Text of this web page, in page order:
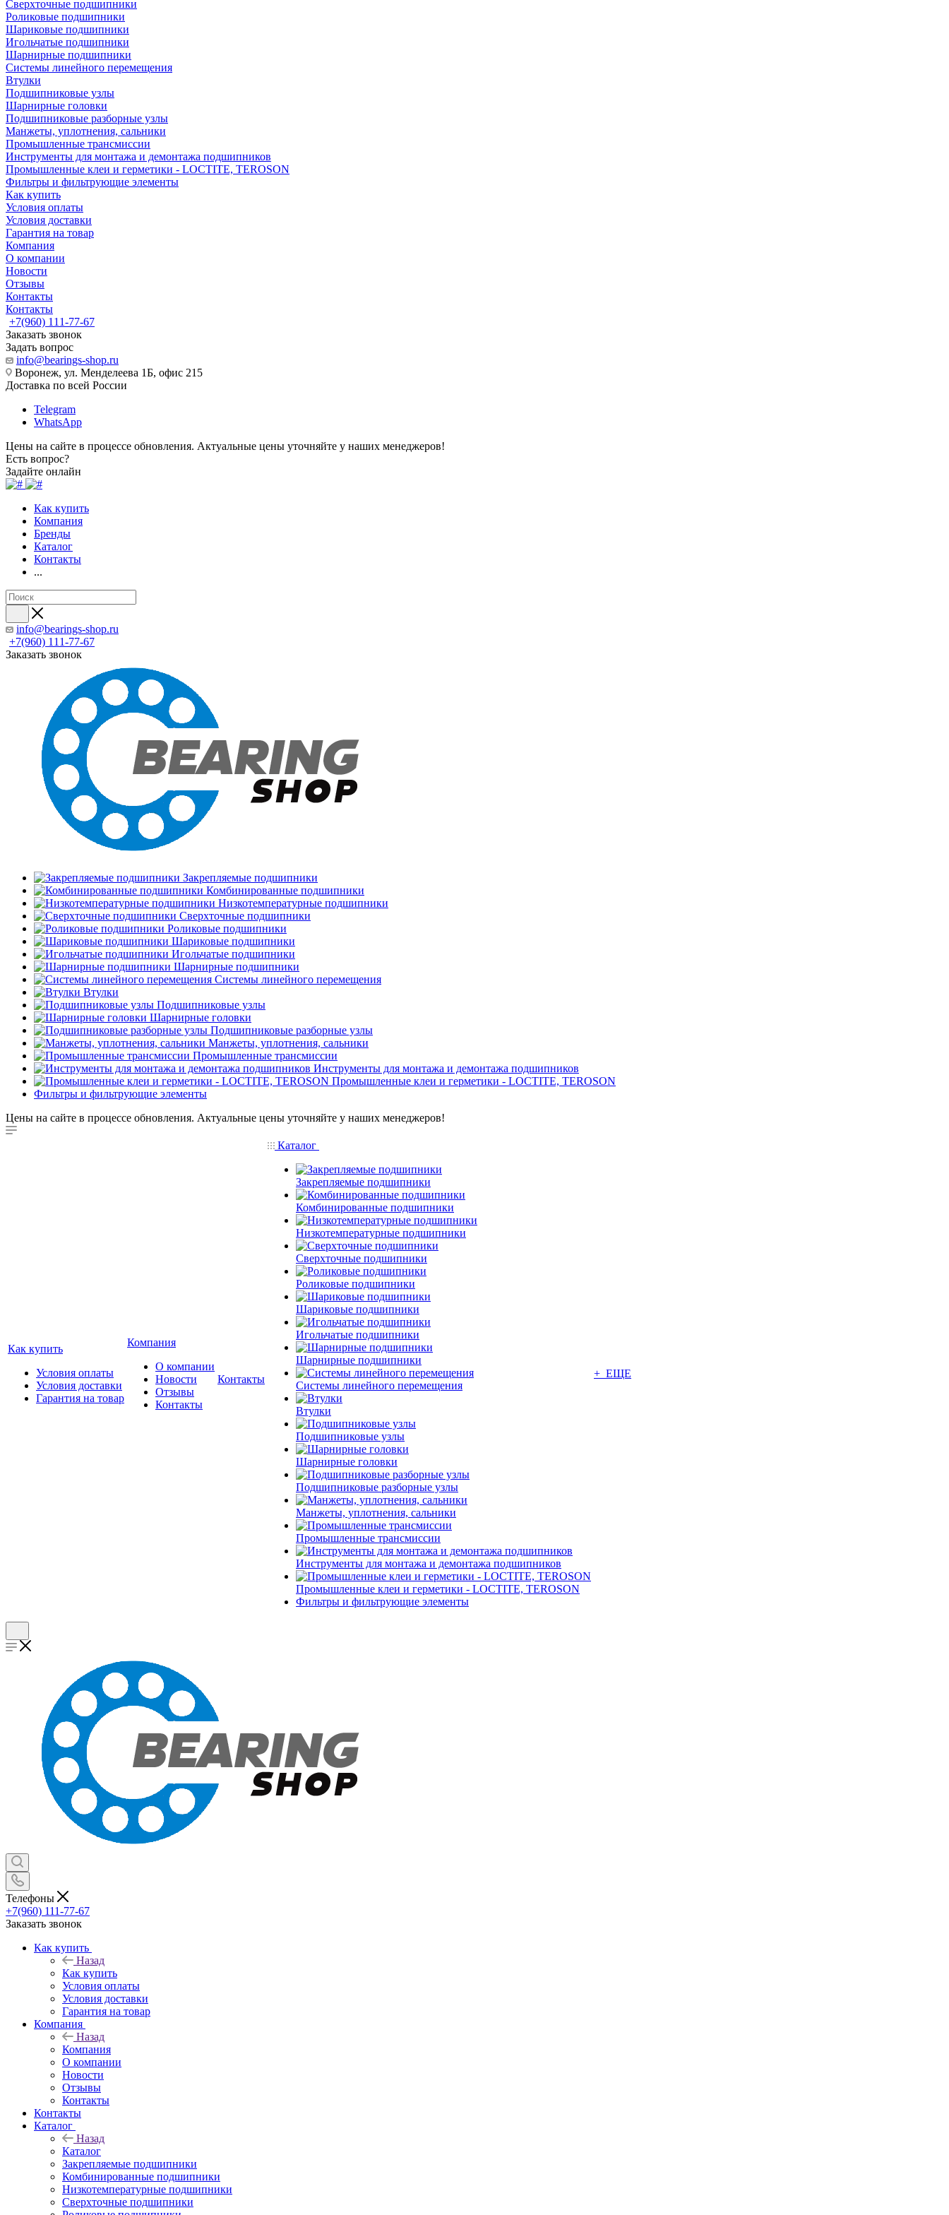
Сверхточные подшипники
Роликовые подшипники
Шариковые подшипники
Игольчатые подшипники
Шарнирные подшипники
Системы линейного перемещения
Втулки
Подшипниковые узлы
Шарнирные головки
Подшипниковые разборные узлы
Манжеты, уплотнения, сальники
Промышленные трансмиссии
Инструменты для монтажа и демонтажа подшипников
Промышленные клеи и герметики - LOCTITE, TEROSON
Фильтры и фильтрующие элементы
Как купить
Условия оплаты
Условия доставки
Гарантия на товар
Компания
О компании
Новости
Отзывы
Контакты
Контакты
+7(960) 111-77-67
Заказать звонок
Задать вопрос
info@bearings-shop.ru
Воронеж, ул. Менделеева 1Б, офис 215
Доставка по всей России
Telegram
WhatsApp
Цены на сайте в процессе обновления. Актуальные цены уточняйте у наших менеджеров!
Есть вопрос?
Задайте онлайн
Как купить
Компания
Бренды
Каталог
Контакты
...
info@bearings-shop.ru
+7(960) 111-77-67
Заказать звонок
Закрепляемые подшипники
Комбинированные подшипники
Низкотемпературные подшипники
Сверхточные подшипники
Роликовые подшипники
Шариковые подшипники
Игольчатые подшипники
Шарнирные подшипники
Системы линейного перемещения
Втулки
Подшипниковые узлы
Шарнирные головки
Подшипниковые разборные узлы
Манжеты, уплотнения, сальники
Промышленные трансмиссии
Инструменты для монтажа и демонтажа подшипников
Промышленные клеи и герметики - LOCTITE, TEROSON
Фильтры и фильтрующие элементы
Цены на сайте в процессе обновления. Актуальные цены уточняйте у наших менеджеров!
Как купить
Условия оплаты
Условия доставки
Гарантия на товар
Компания
О компании
Новости
Отзывы
Контакты
Контакты
Каталог
Закрепляемые подшипники
Комбинированные подшипники
Низкотемпературные подшипники
Сверхточные подшипники
Роликовые подшипники
Шариковые подшипники
Игольчатые подшипники
Шарнирные подшипники
Системы линейного перемещения
Втулки
Подшипниковые узлы
Шарнирные головки
Подшипниковые разборные узлы
Манжеты, уплотнения, сальники
Промышленные трансмиссии
Инструменты для монтажа и демонтажа подшипников
Промышленные клеи и герметики - LOCTITE, TEROSON
Фильтры и фильтрующие элементы
+ ЕЩЕ
Телефоны
+7(960) 111-77-67
Заказать звонок
Как купить
Назад
Как купить
Условия оплаты
Условия доставки
Гарантия на товар
Компания
Назад
Компания
О компании
Новости
Отзывы
Контакты
Контакты
Каталог
Назад
Каталог
Закрепляемые подшипники
Комбинированные подшипники
Низкотемпературные подшипники
Сверхточные подшипники